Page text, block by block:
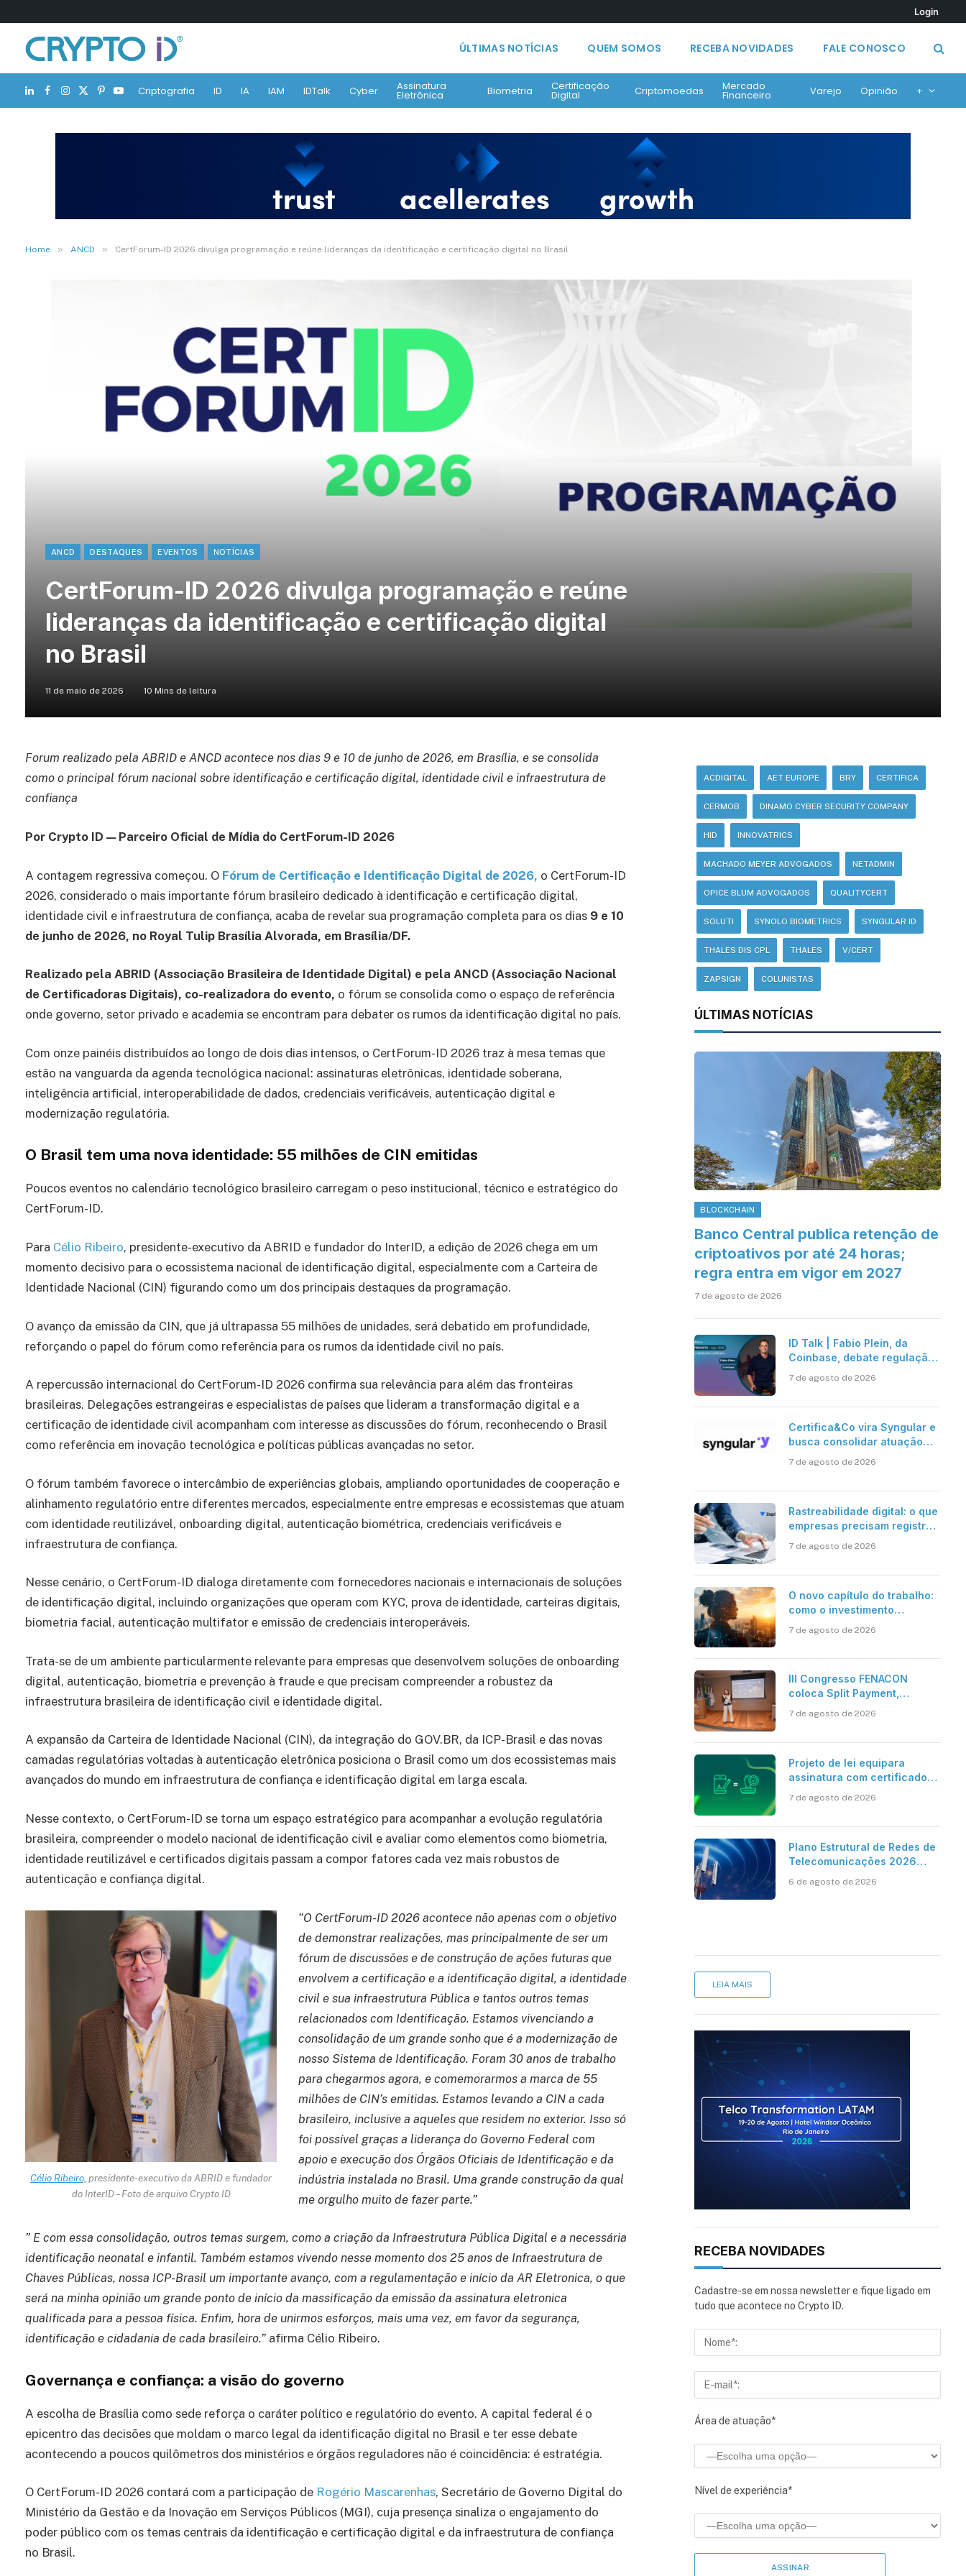
Login
ÚLTIMAS NOTÍCIAS QUEM SOMOS RECEBA NOVIDADES FALE CONOSCO
LinkedIn
Facebook
Instagram
X
(Twitter)
Pinterest
YouTubeCriptografia ID IA IAM IDTalk Cyber Assinatura
Eletrônica Biometria Certificação
Digital Criptomoedas Mercado
Financeiro Varejo Opinião +
Home » ANCD » CertForum-ID 2026 divulga programação e reúne lideranças da identificação e certificação digital no Brasil
ANCD DESTAQUES EVENTOS NOTÍCIAS
CertForum-ID 2026 divulga programação e reúne
lideranças da identificação e certificação digital
no Brasil
11 de maio de 2026 10 Mins de leitura
Forum realizado pela ABRID e ANCD acontece nos dias 9 e 10 de junho de 2026, em Brasília, e se consolida
como o principal fórum nacional sobre identificação e certificação digital, identidade civil e infraestrutura de
confiança
Por Crypto ID — Parceiro Oficial de Mídia do CertForum-ID 2026
A contagem regressiva começou. O Fórum de Certificação e Identificação Digital de 2026, o CertForum-ID
2026, considerado o mais importante fórum brasileiro dedicado à identificação e certificação digital,
identidade civil e infraestrutura de confiança, acaba de revelar sua programação completa para os dias 9 e 10
de junho de 2026, no Royal Tulip Brasília Alvorada, em Brasília/DF.
Realizado pela ABRID (Associação Brasileira de Identidade Digital) e pela ANCD (Associação Nacional
de Certificadoras Digitais), co-realizadora do evento, o fórum se consolida como o espaço de referência
onde governo, setor privado e academia se encontram para debater os rumos da identificação digital no país.
Com onze painéis distribuídos ao longo de dois dias intensos, o CertForum-ID 2026 traz à mesa temas que
estão na vanguarda da agenda tecnológica nacional: assinaturas eletrônicas, identidade soberana,
inteligência artificial, interoperabilidade de dados, credenciais verificáveis, autenticação digital e
modernização regulatória.
O Brasil tem uma nova identidade: 55 milhões de CIN emitidas
Poucos eventos no calendário tecnológico brasileiro carregam o peso institucional, técnico e estratégico do
CertForum-ID.
Para Célio Ribeiro, presidente-executivo da ABRID e fundador do InterID, a edição de 2026 chega em um
momento decisivo para o ecossistema nacional de identificação digital, especialmente com a Carteira de
Identidade Nacional (CIN) figurando como um dos principais destaques da programação.
O avanço da emissão da CIN, que já ultrapassa 55 milhões de unidades, será debatido em profundidade,
reforçando o papel do fórum como referência para os rumos da identidade civil no país.
A repercussão internacional do CertForum-ID 2026 confirma sua relevância para além das fronteiras
brasileiras. Delegações estrangeiras e especialistas de países que lideram a transformação digital e a
certificação de identidade civil acompanham com interesse as discussões do fórum, reconhecendo o Brasil
como referência em inovação tecnológica e políticas públicas avançadas no setor.
O fórum também favorece o intercâmbio de experiências globais, ampliando oportunidades de cooperação e
alinhamento regulatório entre diferentes mercados, especialmente entre empresas e ecossistemas que atuam
com identidade reutilizável, onboarding digital, autenticação biométrica, credenciais verificáveis e
infraestrutura de confiança.
Nesse cenário, o CertForum-ID dialoga diretamente com fornecedores nacionais e internacionais de soluções
de identificação digital, incluindo organizações que operam com KYC, prova de identidade, carteiras digitais,
biometria facial, autenticação multifator e emissão de credenciais interoperáveis.
Trata-se de um ambiente particularmente relevante para empresas que desenvolvem soluções de onboarding
digital, autenticação, biometria e prevenção à fraude e que precisam compreender a robustez da
infraestrutura brasileira de identificação civil e identidade digital.
A expansão da Carteira de Identidade Nacional (CIN), da integração do GOV.BR, da ICP-Brasil e das novas
camadas regulatórias voltadas à autenticação eletrônica posiciona o Brasil como um dos ecossistemas mais
avançados do mundo em infraestrutura de confiança e identificação digital em larga escala.
Nesse contexto, o CertForum-ID se torna um espaço estratégico para acompanhar a evolução regulatória
brasileira, compreender o modelo nacional de identificação civil e avaliar como elementos como biometria,
identidade reutilizável e certificados digitais passam a compor fatores cada vez mais robustos de
autenticação e confiança digital.
Célio Ribeiro, presidente-executivo da ABRID e fundador
do InterID – Foto de arquivo Crypto ID
“O CertForum-ID 2026 acontece não apenas com o objetivo
de demonstrar realizações, mas principalmente de ser um
fórum de discussões e de construção de ações futuras que
envolvem a certificação e a identificação digital, a identidade
civil e sua infraestrutura Pública e tantos outros temas
relacionados com Identificação. Estamos vivenciando a
consolidação de um grande sonho que é a modernização de
nosso Sistema de Identificação. Foram 30 anos de trabalho
para chegarmos agora, e comemorarmos a marca de 55
milhões de CIN’s emitidas. Estamos levando a CIN a cada
brasileiro, inclusive a aqueles que residem no exterior. Isso só
foi possível graças a liderança do Governo Federal com
apoio e execução dos Órgãos Oficiais de Identificação e da
indústria instalada no Brasil. Uma grande construção da qual
me orgulho muito de fazer parte.”
” E com essa consolidação, outros temas surgem, como a criação da Infraestrutura Pública Digital e a necessária
identificação neonatal e infantil. Também estamos vivendo nesse momento dos 25 anos de Infraestrutura de
Chaves Públicas, nossa ICP-Brasil um importante avanço, com a regulamentação e início da AR Eletronica, o que
será na minha opinião um grande ponto de início da massificação da emissão da assinatura eletronica
qualificada para a pessoa física. Enfim, hora de unirmos esforços, mais uma vez, em favor da segurança,
identificação e cidadania de cada brasileiro.” afirma Célio Ribeiro.
Governança e confiança: a visão do governo
A escolha de Brasília como sede reforça o caráter político e regulatório do evento. A capital federal é o
epicentro das decisões que moldam o marco legal da identificação digital no Brasil e ter esse debate
acontecendo a poucos quilômetros dos ministérios e órgãos reguladores não é coincidência: é estratégia.
O CertForum-ID 2026 contará com a participação de Rogério Mascarenhas, Secretário de Governo Digital do
Ministério da Gestão e da Inovação em Serviços Públicos (MGI), cuja presença sinaliza o engajamento do
poder público com os temas centrais da identificação e certificação digital e da infraestrutura de confiança
no Brasil.
ACDIGITAL AET EUROPE BRY CERTIFICA
CERMOB DINAMO CYBER SECURITY COMPANY
HID INNOVATRICS
MACHADO MEYER ADVOGADOS NETADMIN
OPICE BLUM ADVOGADOS QUALITYCERT
SOLUTI SYNOLO BIOMETRICS SYNGULAR ID
THALES DIS CPL THALES V/CERT
ZAPSIGN COLUNISTAS
ÚLTIMAS NOTÍCIAS
BLOCKCHAIN
Banco Central publica retenção de
criptoativos por até 24 horas;
regra entra em vigor em 2027
7 de agosto de 2026
ID Talk | Fabio Plein, da
Coinbase, debate regulação,
7 de agosto de 2026
Certifica&Co vira Syngular e
busca consolidar atuação
7 de agosto de 2026
Rastreabilidade digital: o que
empresas precisam registrar
7 de agosto de 2026
O novo capítulo do trabalho:
como o investimento
científica revela a
7 de agosto de 2026
III Congresso FENACON
coloca Split Payment,
centro dos debates
7 de agosto de 2026
Projeto de lei equipara
assinatura com certificado
reconhecimento de firma em
7 de agosto de 2026
Plano Estrutural de Redes de
Telecomunicações 2026
móvel, mas mantém desafio
6 de agosto de 2026
LEIA MAIS
RECEBA NOVIDADES
Cadastre-se em nossa newsletter e fique ligado em
tudo que acontece no Crypto ID.
Área de atuação*
Nível de experiência*